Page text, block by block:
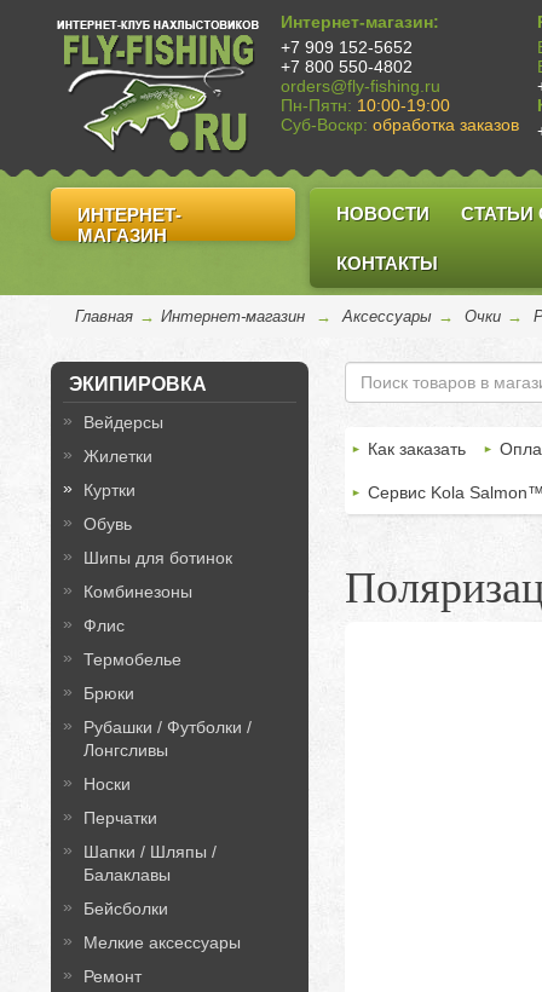
Интернет-магазин:
+7 909 152-5652
+7 800 550-4802
orders@fly-fishing.ru
Пн-Пятн: 10:00-19:00
Суб-Воскр: обработка заказов
ИНТЕРНЕТ-
МАГАЗИН
НОВОСТИ СТАТЬИ
КОНТАКТЫ
Главная → Интернет-магазин → Аксессуары → Очки →
ЭКИПИРОВКА
Вейдерсы
Жилетки
Куртки
Обувь
Шипы для ботинок
Комбинезоны
Флис
Термобелье
Брюки
Рубашки / Футболки /
Лонгсливы
Носки
Перчатки
Шапки / Шляпы /
Балаклавы
Бейсболки
Мелкие аксессуары
Ремонт
Как заказать
Сервис Kola